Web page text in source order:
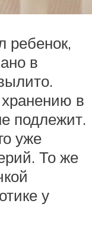
ребенок,
в
в
подлежит.
уже
То же
у